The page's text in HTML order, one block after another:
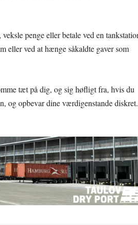
penge eller betale ved en
eller ved at hænge såkaldte gaver som
tæt på dig, og sig høfligt fra, hvis du
og opbevar dine værdigenstande diskret.